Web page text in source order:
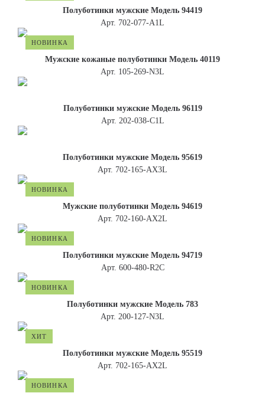
Полуботинки мужские Модель 94419
Арт. 702-077-A1L
НОВИНКА
Мужские кожаные полуботинки Модель 40119
Арт. 105-269-N3L
Полуботинки мужские Модель 96119
Арт. 202-038-C1L
Полуботинки мужские Модель 95619
Арт. 702-165-АХ3L
НОВИНКА
Мужские полуботинки Модель 94619
Арт. 702-160-АХ2L
НОВИНКА
Полуботинки мужские Модель 94719
Арт. 600-480-R2C
НОВИНКА
Полуботинки мужские Модель 783
Арт. 200-127-N3L
ХИТ
Полуботинки мужские Модель 95519
Арт. 702-165-АХ2L
НОВИНКА